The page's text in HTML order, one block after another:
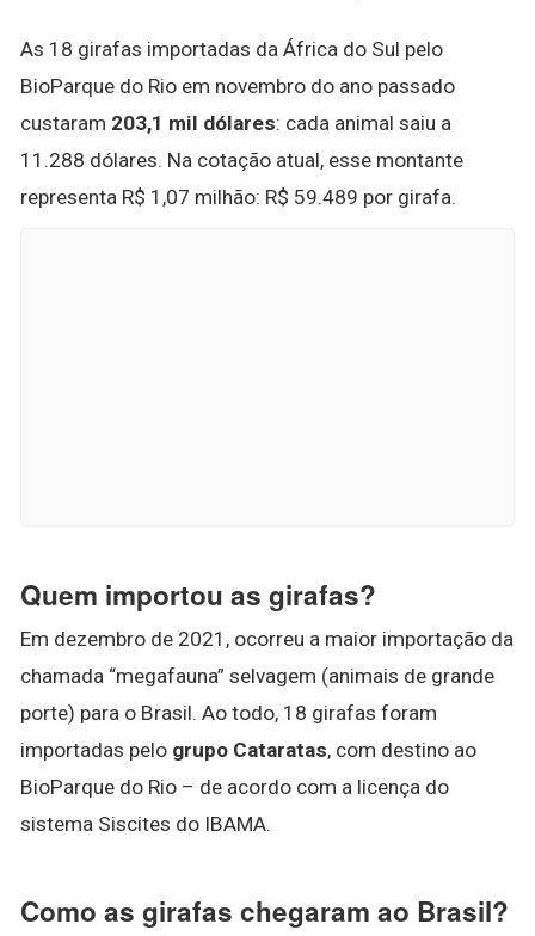
As 18 girafas importadas da África do Sul pelo
BioParque do Rio em novembro do ano passado
custaram 203,1 mil dólares: cada animal saiu a
11.288 dólares. Na cotação atual, esse montante
representa R$ 1,07 milhão: R$ 59.489 por girafa.
Quem importou as girafas?
Em dezembro de 2021, ocorreu a maior importação da
chamada “megafauna” selvagem (animais de grande
porte) para o Brasil. Ao todo, 18 girafas foram
importadas pelo grupo Cataratas, com destino ao
BioParque do Rio – de acordo com a licença do
sistema Siscites do IBAMA.
Como as girafas chegaram ao Brasil?